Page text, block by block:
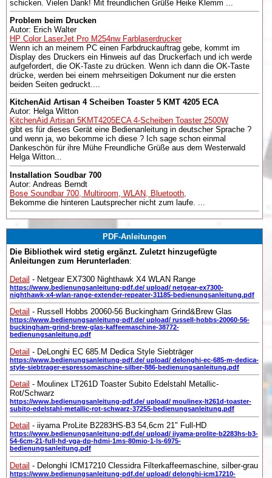
schicken. Vielen Dank! Mit freundlichen Grüße Heike Klemm ...
Problem beim Drucken
Autor: Erich Walter
HP Color LaserJet Pro M254nw Farblaserdrucker
Wenn ich an meinem PC einen Farbdruckauftrag gebe, kommt im
Display des Druckers ein Hinweis auf das Druckerfach und ich werde
aufgefordert, die OK-Taste zu drücken. Wenn ich dann die OK-Taste
drücke, werden bei einem mehrseitigen Dokument nur die ersten
beiden Seiten gedruckt....
KitchenAid Artisan 4 Scheiben Toaster 5 KMT 4205 ECA
Autor: Helga Witton
KitchenAid Artisan 5KMT4205ECA 4-Scheiben Toaster 2500W
gibt es für dieses Gerät eine Bedienanleitung in deutscher Sprache ?
und wenn ja, wo bekomme ich diese ? Ich sage schon einmal
Dankeschön für ihre Mühe Freundliche Grüße aus dem Westerwald
Helga Witton...
Installation Soudbar 700
Autor: Andreas Berndt
Bose Soundbar 700, Multiroom, WLAN, Bluetooth,
Bekomme die hinteren Lautsprecher nicht zum laufe. ...
PDF-Anleitungen
Die Bibliothek wird stetig ergänzt. Zuletzt hinzugefügte
Anleitungen zum Herunterladen:
Detail - Netgear EX7300 Nighthawk X4 WLAN Range
https://www.bedienungsanleitung-pdf.de/ upload/ netgear-ex7300-
nighthawk-x4-wlan-range-extender-repeater-31185-bedienungsanleitung.pdf
Detail - Russell Hobbs 20060-56 Buckingham Grind&Brew Glas
https://www.bedienungsanleitung-pdf.de/ upload/ russell-hobbs-20060-56-
buckingham-grind-brew-glas-kaffeemaschine-38772-
bedienungsanleitung.pdf
Detail - DeLonghi EC 685.M Dedica Style Siebträger
https://www.bedienungsanleitung-pdf.de/ upload/ delonghi-ec-685-m-dedica-
style-siebtrager-espressomaschine-silber-886-bedienungsanleitung.pdf
Detail - Moulinex LT261D Toaster Subito Edelstahl Metallic-
Rot/Schwarz
https://www.bedienungsanleitung-pdf.de/ upload/ moulinex-lt261d-toaster-
subito-edelstahl-metallic-rot-schwarz-37255-bedienungsanleitung.pdf
Detail - iiyama ProLite B2283HS-B3 54,6cm 21" Full-HD
https://www.bedienungsanleitung-pdf.de/ upload/ iiyama-prolite-b2283hs-b3-
54-6cm-21-full-hd-vga-dp-hdmi-1ms-80mio-1-ls-6975-
bedienungsanleitung.pdf
Detail - Delonghi ICM17210 Clessidra Filterkaffeemaschine, silber-grau
https://www.bedienungsanleitung-pdf.de/ upload/ delonghi-icm17210-